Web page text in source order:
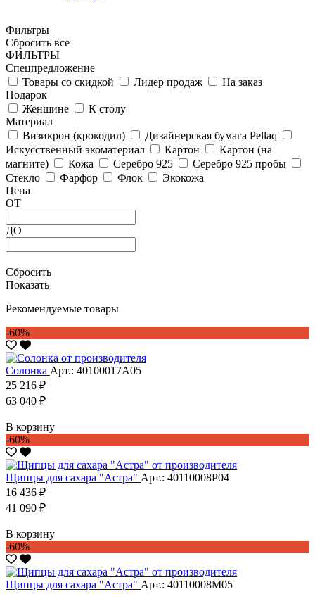
Фильтры
Сбросить все
ФИЛЬТРЫ
Спецпредложение
Товары со скидкой
Лидер продаж
На заказ
Подарок
Женщине
К столу
Материал
Визикрон (крокодил)
Дизайнерская бумага Pellaq
Искусственный экоматериал
Картон
Картон (на
магните)
Кожа Серебро 925
Серебро 925 пробы
Стекло
Фарфор Флок
Экокожа
Цена
ОТ
ДО
Сбросить
Показать
Рекомендуемые товары
-60%
Солонка Арт.: 40100017А05
25 216 ₽
63 040 ₽
В корзину
-60%
Щипцы для сахара "Астра" Арт.: 40110008Р04
16 436 ₽
41 090 ₽
В корзину
-60%
Щипцы для сахара "Астра" Арт.: 40110008М05